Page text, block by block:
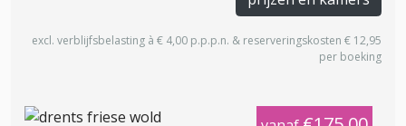
excl. verblijfsbelasting à € 4,00 p.p.p.n. & reserveringskosten € 12,95
per boeking